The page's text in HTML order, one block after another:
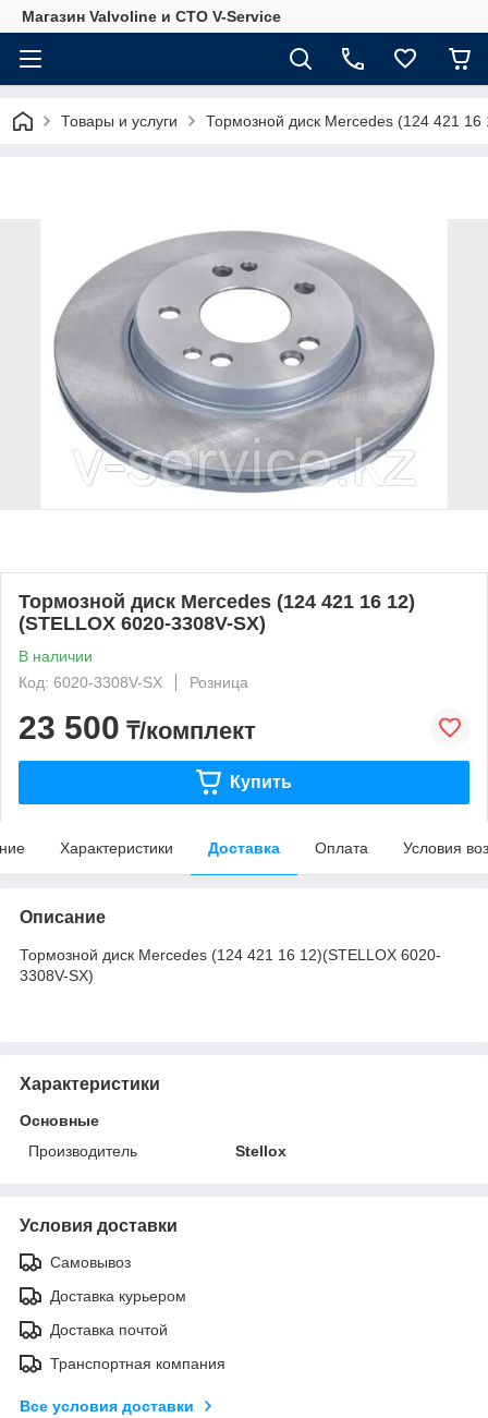
Магазин Valvoline и СТО V-Service
Товары и услуги Тормозной диск Mercedes (124 421
Тормозной диск Mercedes (124 421 16 12)
(STELLOX 6020-3308V-SX)
В наличии
Код: 6020-3308V-SX
Розница
23 500 ₸/комплект
Купить
Характеристики Доставка Оплата Условия
Описание
Тормозной диск Mercedes (124 421 16 12)(STELLOX 6020-
3308V-SX)
Характеристики
Основные
Производитель
Stellox
Условия доставки
Самовывоз
Доставка курьером
Доставка почтой
Транспортная компания
Все условия доставки